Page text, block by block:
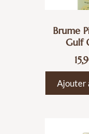
Brume
Gulf
Ajouter